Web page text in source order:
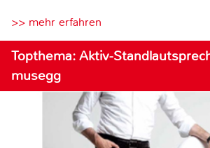
>> mehr erfahren
Topthema: Aktiv-
musegg